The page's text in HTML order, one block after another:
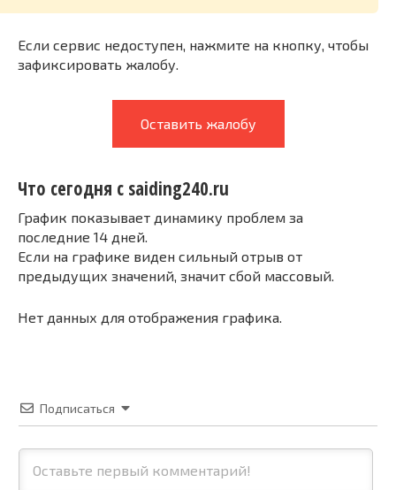
Если сервис недоступен, нажмите на кнопку, чтобы
зафиксировать жалобу.
Оставить жалобу
Что сегодня с saiding240.ru
График показывает динамику проблем за
последние 14 дней.
Если на графике виден сильный отрыв от
предыдущих значений, значит сбой массовый.
Нет данных для отображения графика.
Подписаться